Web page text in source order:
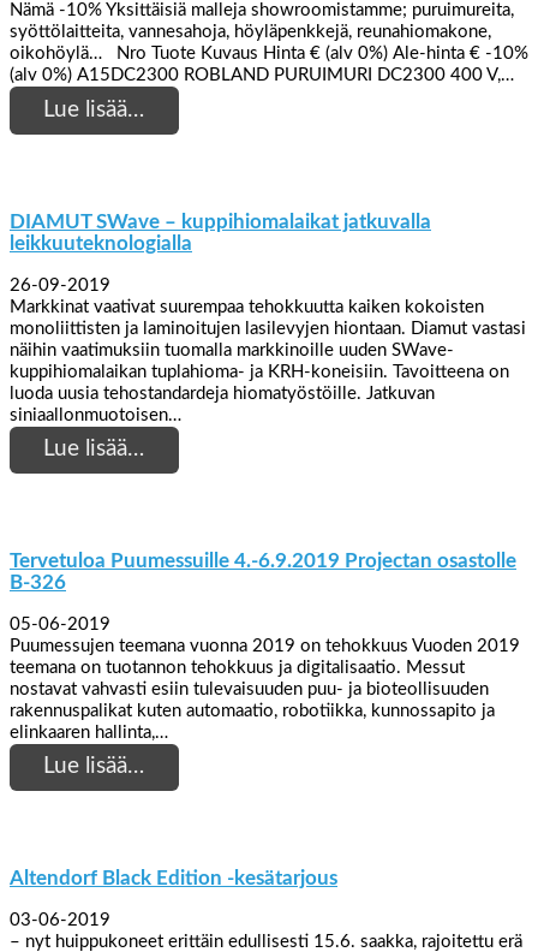
Nämä -10% Yksittäisiä malleja showroomistamme; puruimureita,
syöttölaitteita, vannesahoja, höyläpenkkejä, reunahiomakone,
oikohöylä… Nro Tuote Kuvaus Hinta € (alv 0%) Ale-hinta € -10%
(alv 0%) A15DC2300 ROBLAND PURUIMURI DC2300 400 V,…
Lue lisää…
DIAMUT SWave – kuppihiomalaikat jatkuvalla
leikkuuteknologialla
26-09-2019
Markkinat vaativat suurempaa tehokkuutta kaiken kokoisten
monoliittisten ja laminoitujen lasilevyjen hiontaan. Diamut vastasi
näihin vaatimuksiin tuomalla markkinoille uuden SWave-
kuppihiomalaikan tuplahioma- ja KRH-koneisiin. Tavoitteena on
luoda uusia tehostandardeja hiomatyöstöille. Jatkuvan
siniaallonmuotoisen…
Lue lisää…
Tervetuloa Puumessuille 4.-6.9.2019 Projectan osastolle
B-326
05-06-2019
Puumessujen teemana vuonna 2019 on tehokkuus Vuoden 2019
teemana on tuotannon tehokkuus ja digitalisaatio. Messut
nostavat vahvasti esiin tulevaisuuden puu- ja bioteollisuuden
rakennuspalikat kuten automaatio, robotiikka, kunnossapito ja
elinkaaren hallinta,…
Lue lisää…
Altendorf Black Edition -kesätarjous
03-06-2019
– nyt huippukoneet erittäin edullisesti 15.6. saakka, rajoitettu erä